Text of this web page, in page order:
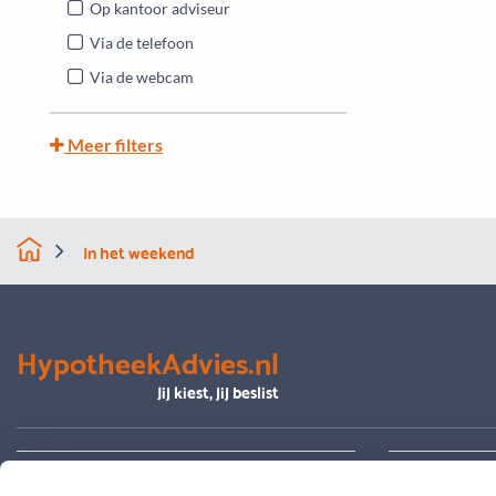
Op kantoor adviseur
Via de telefoon
Via de webcam
Meer filters
In het weekend
HypotheekAdvies.nl
Jij kiest, jij beslist